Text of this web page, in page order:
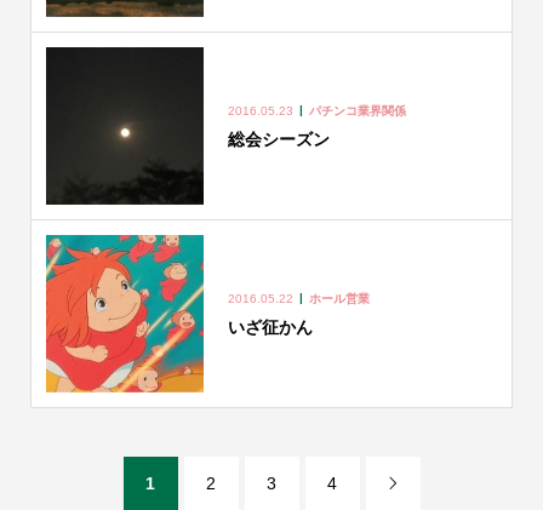
2016.05.23 パチンコ業界関係
総会シーズン
2016.05.22 ホール営業
いざ征かん
1 2 3 4 